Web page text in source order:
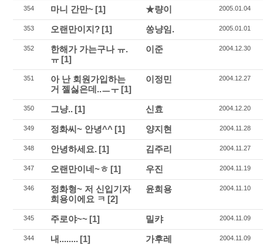
354 마니 간만~ [1] ★량이 2005.01.04
353 오랜만이지? [1] 쏭냥임. 2005.01.01
352
한해가 가는구나 ㅠ.
ㅠ [1]
이준 2004.12.30
351
아 난 회원가입하는
거 젤싫은데..ㅡㅜ [1]
이정민 2004.12.27
350 그냥.. [1] 신효 2004.12.20
349 정화씨~ 안녕^^ [1] 양지현 2004.11.28
348 안녕하세요. [1] 김주리 2004.11.27
347 오랜만이네~ㅎ [1] 우진 2004.11.19
346
정화형~ 저 신입기자
희용이에요 ㅋ [2]
윤희용 2004.11.10
345 주로야~~ [1] 밀캬 2004.11.09
344 내........ [1] 가후레 2004.11.09